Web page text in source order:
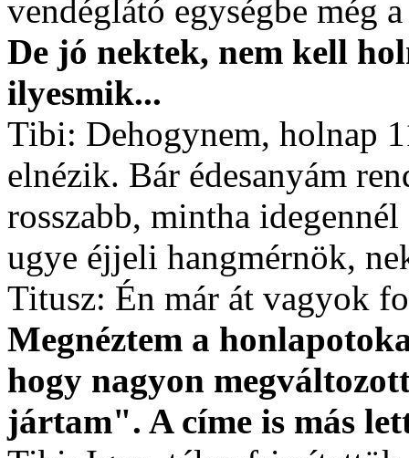
vendéglátó egységbe még
De jó nektek, nem kell
ilyesmik...
Tibi: Dehogynem, holnap
elnézik. Bár édesanyám
rosszabb, mintha
ugye éjjeli hangmérnök,
Titusz: Én már át vagyok
Megnéztem a
hogy nagyon
jártam". A címe is más